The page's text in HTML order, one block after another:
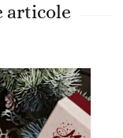
articole